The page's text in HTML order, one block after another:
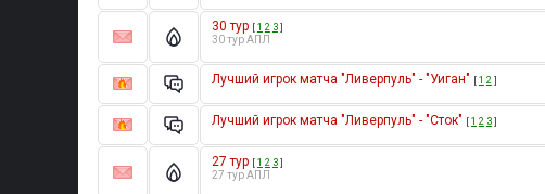
30 тур [1 2 3]
30 тур АПЛ
Лучший игрок матча "Ливерпуль" - "Уиган" [1 2 ]
Лучший игрок матча "Ливерпуль" - "Сток" [1 2 3]
27 тур [1 2 3]
27 тур АПЛ